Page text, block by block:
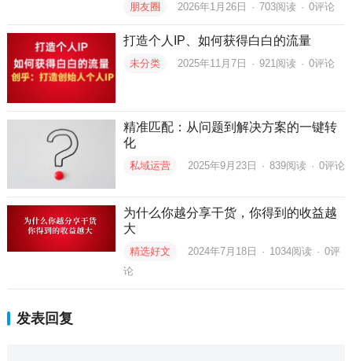
朋友圈 2026年1月26日 · 703阅读 · 0评论
打造个人IP、如何获得白白的流量
未分类 2025年11月7日 · 921阅读 · 0评论
精准匹配：从问题到解决方案的一键转
化
私域运营 2025年9月23日 · 839阅读 · 0评论
为什么你越分享干货，你得到的收益越
大
精选好文 2024年7月18日 · 1034阅读 · 0评
论
发表回复